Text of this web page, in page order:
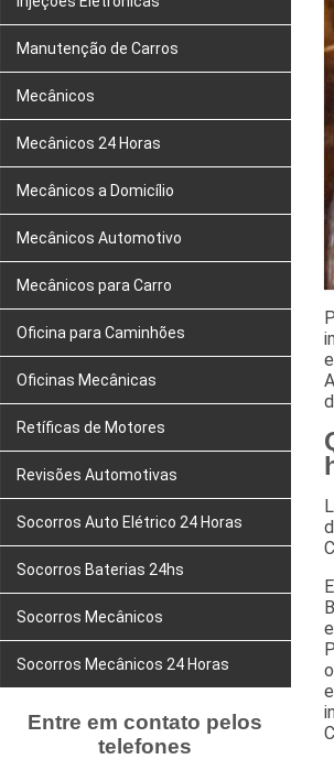
Manutenção de Carros
Mecânicos
Mecânicos 24 Horas
Mecânicos a Domicílio
Mecânicos Automotivo
Mecânicos para Carro
Oficina para Caminhões
Oficinas Mecânicas
Retíficas de Motores
Revisões Automotivas
Socorros Auto Elétrico 24 Horas
Socorros Baterias 24hs
Socorros Mecânicos
Socorros Mecânicos 24 Horas
Entre em contato pelos
telefones